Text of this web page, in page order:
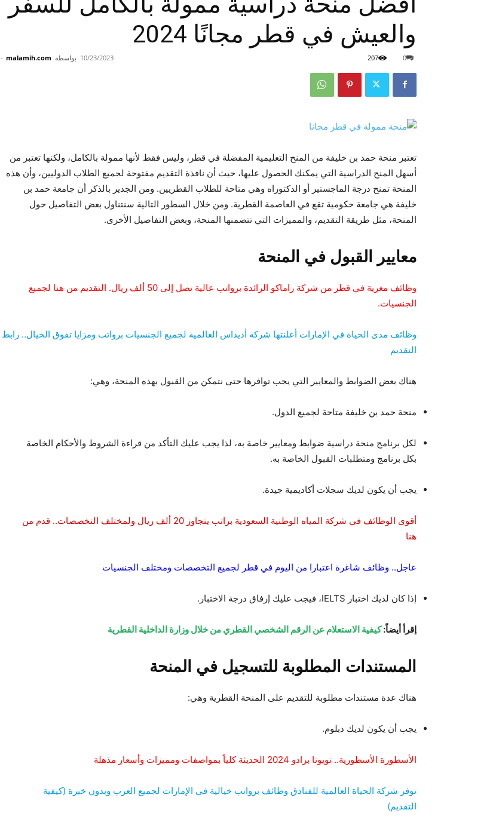
والعيش في قطر مجانًا 2024
بواسطة malamih.com
- 10/23/2023 0
207
تعتبر منحة حمد بن خليفة من المنح التعليمية المفضلة في قطر، وليس فقط لأنها ممولة بالكامل، ولكنها تعتبر من
أسهل المنح الدراسية التي يمكنك الحصول عليها، حيث أن نافذة التقديم مفتوحة لجميع الطلاب الدوليين، وأن هذه
المنحة تمنح درجة الماجستير أو الدكتوراه وهي متاحة للطلاب القطريين. ومن الجدير بالذكر أن جامعة حمد بن
خليفة هي جامعة حكومية تقع في العاصمة القطرية. ومن خلال السطور التالية سنتناول بعض التفاصيل حول
المنحة، مثل طريقة التقديم، والمميزات التي تتضمنها المنحة، وبعض التفاصيل الأخرى.
معايير القبول في المنحة
وظائف مغرية في قطر من شركة راماكو الرائدة برواتب عالية تصل إلى 50 ألف ريال. التقديم من هنا لجميع
الجنسيات.
وظائف مدى الحياة في الإمارات أعلنتها شركة أديداس العالمية لجميع الجنسيات برواتب ومزايا تفوق الخيال.. رابط
التقديم
هناك بعض الضوابط والمعايير التي يجب توافرها حتى نتمكن من القبول بهذه المنحة، وهي:
منحة حمد بن خليفة متاحة لجميع الدول.
لكل برنامج منحة دراسية ضوابط ومعايير خاصة به، لذا يجب عليك التأكد من قراءة الشروط والأحكام الخاصة
بكل برنامج ومتطلبات القبول الخاصة به.
يجب أن يكون لديك سجلات أكاديمية جيدة.
أقوى الوظائف في شركة المياه الوطنية السعودية براتب يتجاوز 20 ألف ريال ولمختلف التخصصات.. قدم من
هنا
عاجل.. وظائف شاغرة اعتبارا من اليوم في قطر لجميع التخصصات ومختلف الجنسيات
إذا كان لديك اختبار IELTS، فيجب عليك إرفاق درجة الاختبار.
إقرأ أيضاً:كيفية الاستعلام عن الرقم الشخصي القطري من خلال وزارة الداخلية القطرية
المستندات المطلوبة للتسجيل في المنحة
هناك عدة مستندات مطلوبة للتقديم على المنحة القطرية وهي:
يجب أن يكون لديك دبلوم.
الأسطورة الأسطورية.. تويوتا برادو 2024 الحديثة كلياً بمواصفات ومميزات وأسعار مذهلة
توفر شركة الحياة العالمية للفنادق وظائف برواتب خيالية في الإمارات لجميع العرب وبدون خبرة (كيفية
التقديم)